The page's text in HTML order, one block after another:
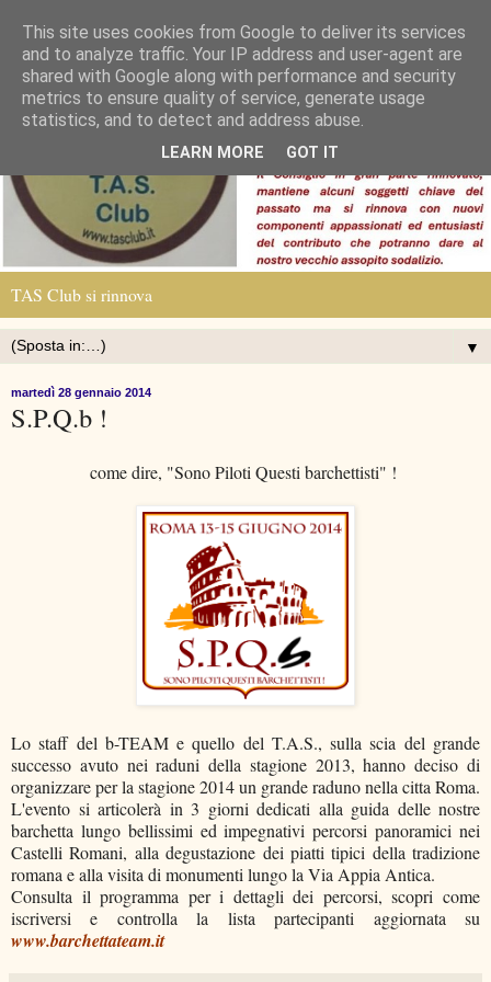
TAS Club si rinnova
▼
martedì 28 gennaio 2014
S.P.Q.b !
come dire, "Sono Piloti Questi barchettisti" !
Lo staff del b-TEAM e quello del T.A.S., sulla scia del grande
successo avuto nei raduni della stagione 2013, hanno deciso di
organizzare per la stagione 2014 un grande raduno nella citta Roma.
L'evento si articolerà in 3 giorni dedicati alla guida delle nostre
barchetta lungo bellissimi ed impegnativi percorsi panoramici nei
Castelli Romani, alla degustazione dei piatti tipici della tradizione
romana e alla visita di monumenti lungo la Via Appia Antica.
Consulta il programma per i dettagli dei percorsi, scopri come
iscriversi e controlla la lista partecipanti aggiornata su
www.barchettateam.it
This site uses cookies from Google to deliver its services
and to analyze traffic. Your IP address and user-agent are
shared with Google along with performance and security
metrics to ensure quality of service, generate usage
statistics, and to detect and address abuse.
LEARN MORE GOT IT